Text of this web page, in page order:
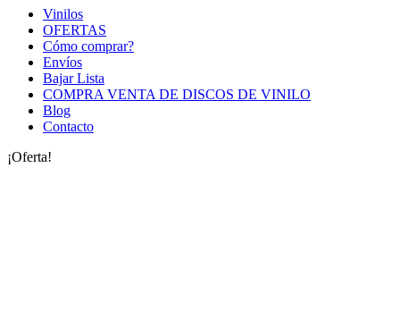
Vinilos
OFERTAS
Cómo comprar?
Envíos
Bajar Lista
COMPRA VENTA DE DISCOS DE VINILO
Blog
Contacto
¡Oferta!